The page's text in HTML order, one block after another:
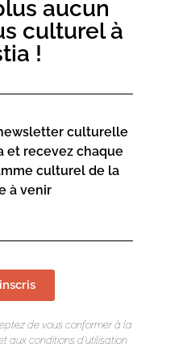
aucun
culturel à
!
culturelle
et recevez chaque
culturel de la
à venir
de vous conformer à la
aux conditions d’utilisation